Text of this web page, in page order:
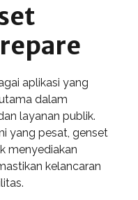
aplikasi yang
dalam
layanan publik.
yang pesat, genset
menyediakan
kelancaran